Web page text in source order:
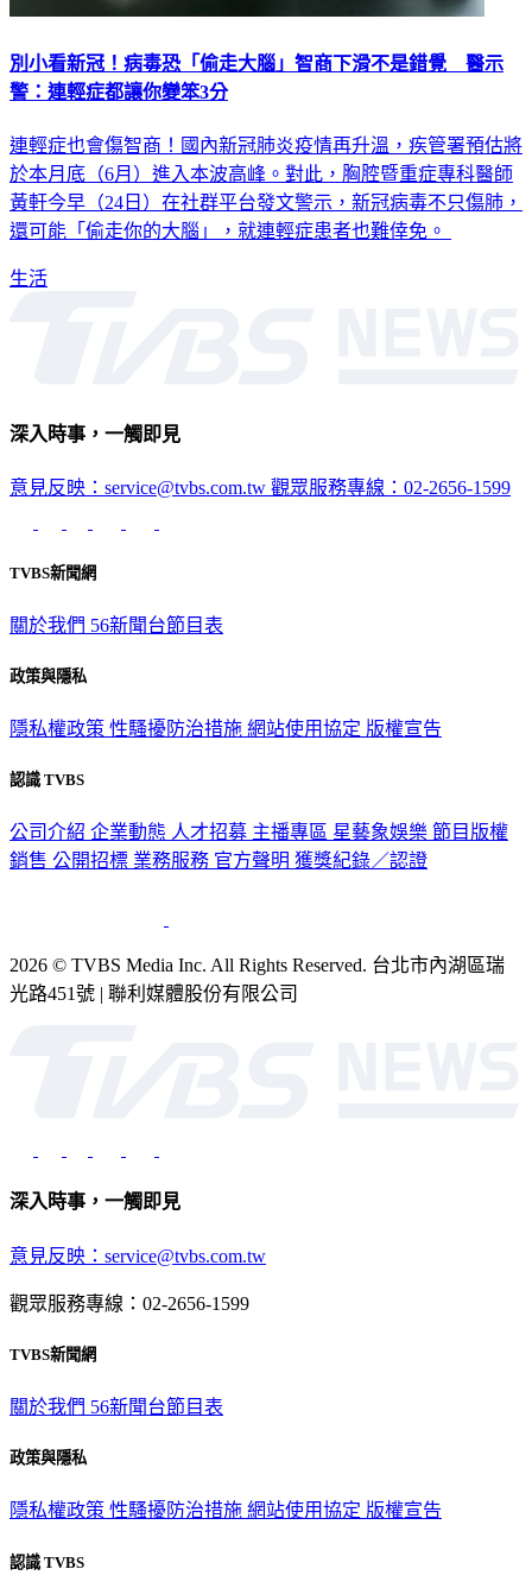
別小看新冠！病毒恐「偷走大腦」智商下滑不是錯覺 醫示
警：連輕症都讓你變笨3分
連輕症也會傷智商！國內新冠肺炎疫情再升溫，疾管署預估將
於本月底（6月）進入本波高峰。對此，胸腔暨重症專科醫師
黃軒今早（24日）在社群平台發文警示，新冠病毒不只傷肺，
還可能「偷走你的大腦」，就連輕症患者也難倖免。
生活
深入時事，一觸即見
意見反映：service@tvbs.com.tw 觀眾服務專線：02-2656-1599
TVBS新聞網
關於我們 56新聞台節目表
政策與隱私
隱私權政策 性騷擾防治措施 網站使用協定 版權宣告
認識 TVBS
公司介紹 企業動態 人才招募 主播專區 星藝象娛樂 節目版權
銷售 公開招標 業務服務 官方聲明 獲獎紀錄／認證
2026 © TVBS Media Inc. All Rights Reserved. 台北市內湖區瑞
光路451號 | 聯利媒體股份有限公司
深入時事，一觸即見
意見反映：service@tvbs.com.tw
觀眾服務專線：02-2656-1599
TVBS新聞網
關於我們 56新聞台節目表
政策與隱私
隱私權政策 性騷擾防治措施 網站使用協定 版權宣告
認識 TVBS